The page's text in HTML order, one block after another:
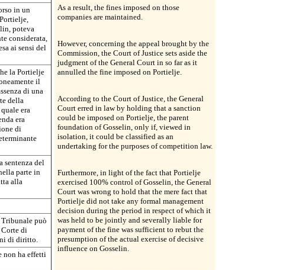
in un
poteva
considerata,
ai sensi del
la Portielje
il
di una
della
era
era
di
sentenza del
parte in
alla
può
Corte di
di diritto.
non ha effetti
As a result, the fines imposed on those
companies are maintained.
However, concerning the appeal brought by the
Commission, the Court of Justice sets aside the
judgment of the General Court in so far as it
annulled the fine imposed on Portielje.
According to the Court of Justice, the General
Court erred in law by holding that a sanction
could be imposed on Portielje, the parent
foundation of Gosselin, only if, viewed in
isolation, it could be classified as an
undertaking for the purposes of competition law.
Furthermore, in light of the fact that Portielje
exercised 100% control of Gosselin, the General
Court was wrong to hold that the mere fact that
Portielje did not take any formal management
decision during the period in respect of which it
was held to be jointly and severally liable for
payment of the fine was sufficient to rebut the
presumption of the actual exercise of decisive
influence on Gosselin.